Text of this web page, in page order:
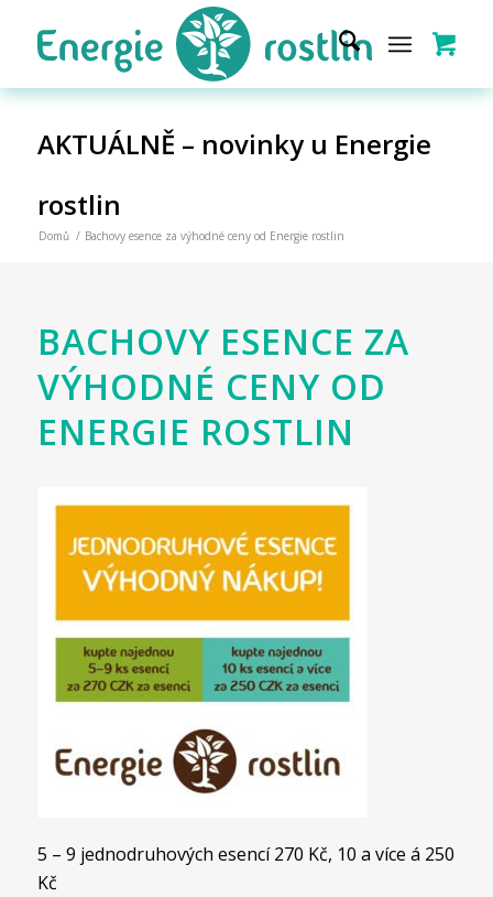
AKTUÁLNĚ – novinky u Energie
rostlin
Domů / Bachovy esence za výhodné ceny od Energie rostlin
BACHOVY ESENCE ZA
VÝHODNÉ CENY OD
ENERGIE ROSTLIN
5 – 9 jednodruhových esencí 270 Kč, 10 a více á 250
Kč